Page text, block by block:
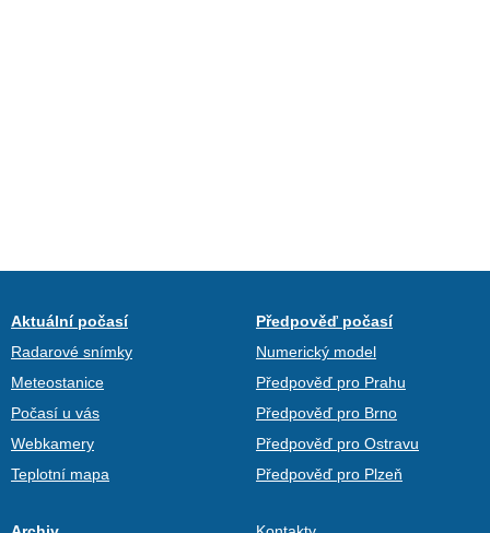
Aktuální počasí
Radarové snímky
Meteostanice
Počasí u vás
Webkamery
Teplotní mapa
Předpověď počasí
Numerický model
Předpověď pro Prahu
Předpověď pro Brno
Předpověď pro Ostravu
Předpověď pro Plzeň